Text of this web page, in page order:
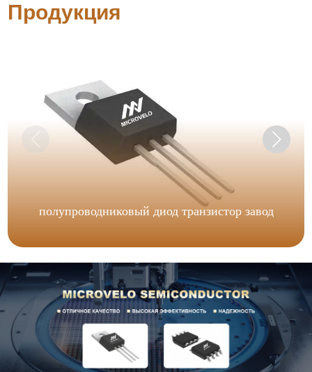
Продукция
полупроводниковый диод транзистор завод